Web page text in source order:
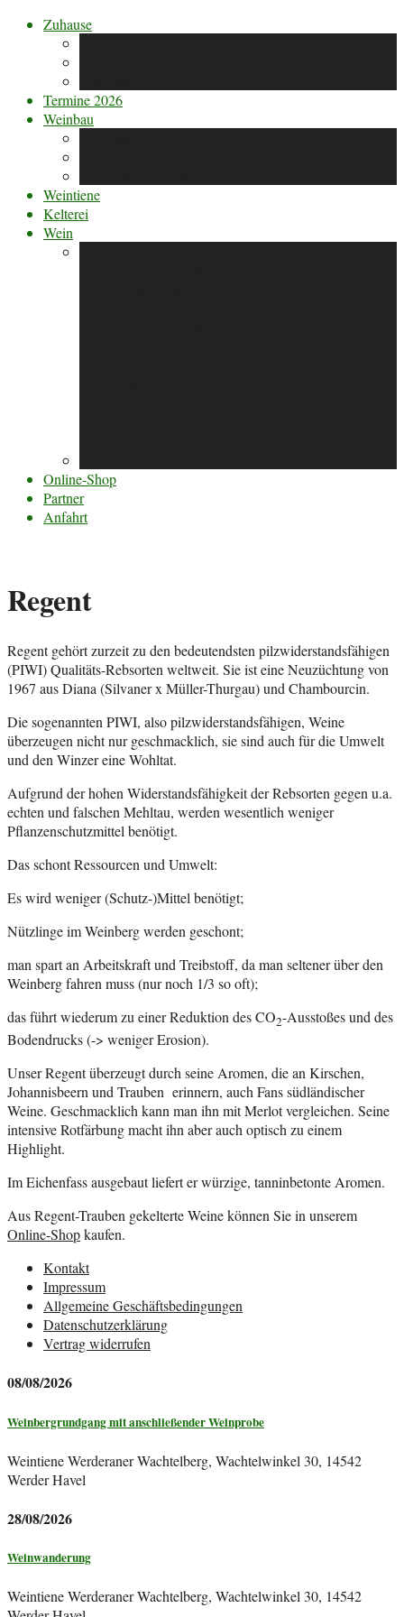
Zuhause
Termine 2026
Weinbau
Weintiene
Kelterei
Wein
Online-Shop
Partner
Anfahrt
Regent
Regent gehört zurzeit zu den bedeutendsten pilzwiderstandsfähigen
(PIWI) Qualitäts-Rebsorten weltweit. Sie ist eine Neuzüchtung von
1967 aus Diana (Silvaner x Müller-Thurgau) und Chambourcin.
Die sogenannten PIWI, also pilzwiderstandsfähigen, Weine
überzeugen nicht nur geschmacklich, sie sind auch für die Umwelt
und den Winzer eine Wohltat.
Aufgrund der hohen Widerstandsfähigkeit der Rebsorten gegen u.a.
echten und falschen Mehltau, werden wesentlich weniger
Pflanzenschutzmittel benötigt.
Das schont Ressourcen und Umwelt:
Es wird weniger (Schutz-)Mittel benötigt;
Nützlinge im Weinberg werden geschont;
man spart an Arbeitskraft und Treibstoff, da man seltener über den
Weinberg fahren muss (nur noch 1/3 so oft);
das führt wiederum zu einer Reduktion des CO2-Ausstoßes und des
Bodendrucks (-> weniger Erosion).
Unser Regent überzeugt durch seine Aromen, die an Kirschen,
Johannisbeern und Trauben erinnern, auch Fans südländischer
Weine. Geschmacklich kann man ihn mit Merlot vergleichen. Seine
intensive Rotfärbung macht ihn aber auch optisch zu einem
Highlight.
Im Eichenfass ausgebaut liefert er würzige, tanninbetonte Aromen.
Aus Regent-Trauben gekelterte Weine können Sie in unserem
Online-Shopkaufen.
Kontakt
Impressum
Allgemeine Geschäftsbedingungen
Datenschutzerklärung
Vertrag widerrufen
08/08/2026
Weinbergrundgang mit anschließender Weinprobe
Weintiene Werderaner Wachtelberg, Wachtelwinkel 30, 14542
Werder Havel
28/08/2026
Weinwanderung
Weintiene Werderaner Wachtelberg, Wachtelwinkel 30, 14542